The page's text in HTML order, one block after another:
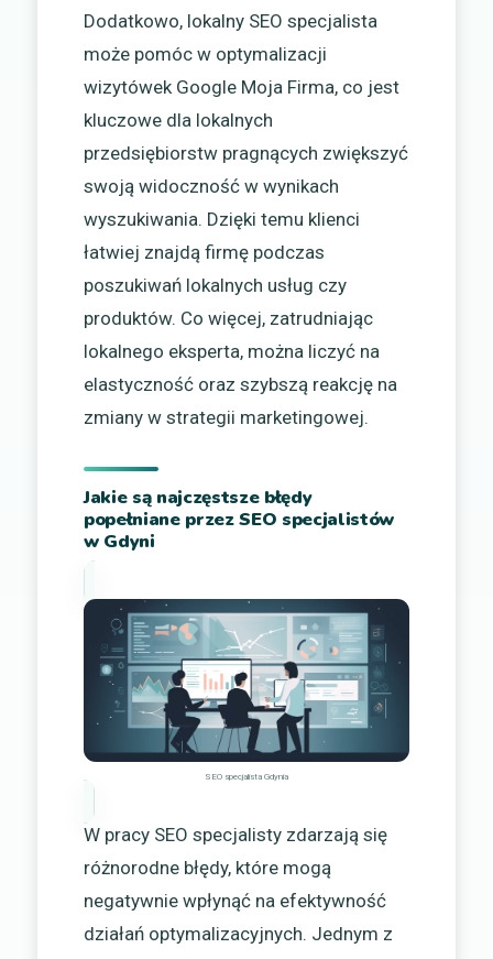
Dodatkowo, lokalny SEO specjalista
może pomóc w optymalizacji
wizytówek Google Moja Firma, co jest
kluczowe dla lokalnych
przedsiębiorstw pragnących zwiększyć
swoją widoczność w wynikach
wyszukiwania. Dzięki temu klienci
łatwiej znajdą firmę podczas
poszukiwań lokalnych usług czy
produktów. Co więcej, zatrudniając
lokalnego eksperta, można liczyć na
elastyczność oraz szybszą reakcję na
zmiany w strategii marketingowej.
Jakie są najczęstsze błędy
popełniane przez SEO specjalistów
w Gdyni
SEO specjalista Gdynia
W pracy SEO specjalisty zdarzają się
różnorodne błędy, które mogą
negatywnie wpłynąć na efektywność
działań optymalizacyjnych. Jednym z